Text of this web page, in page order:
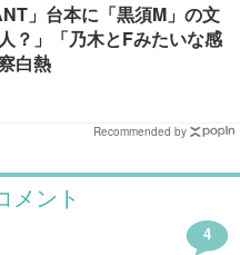
」台本に「黒須M」の文
？」「乃木とFみたいな感
白熱
Recommended by